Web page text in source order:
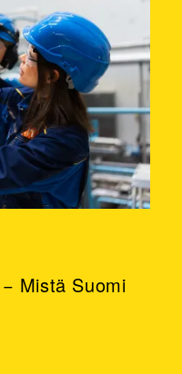
Mistä Suomi